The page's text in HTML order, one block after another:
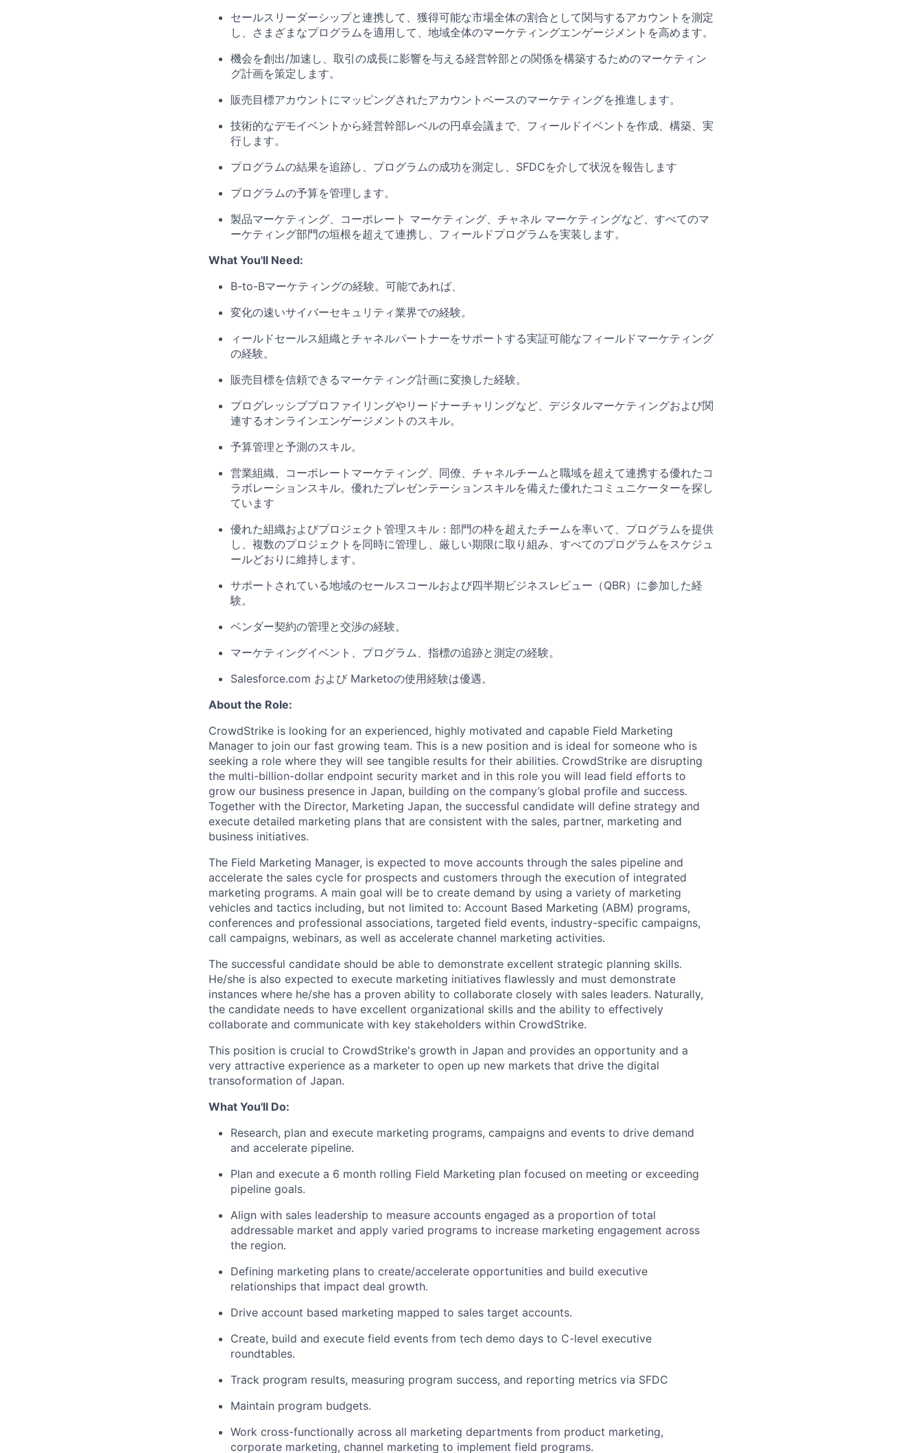
セールスリーダーシップと連携して、獲得可能な市場全体の割合として関与するアカウントを測定
し、さまざまなプログラムを適用して、地域全体のマーケティングエンゲージメントを高めます。
機会を創出/加速し、取引の成長に影響を与える経営幹部との関係を構築するためのマーケティン
グ計画を策定します。
販売目標アカウントにマッピングされたアカウントベースのマーケティングを推進します。
技術的なデモイベントから経営幹部レベルの円卓会議まで、フィールドイベントを作成、構築、実
行します。
プログラムの結果を追跡し、プログラムの成功を測定し、SFDCを介して状況を報告します
プログラムの予算を管理します。
製品マーケティング、コーポレート マーケティング、チャネル マーケティングなど、すべてのマ
ーケティング部門の垣根を超えて連携し、フィールドプログラムを実装します。
What You'll Need:
B-to-Bマーケティングの経験。可能であれば、
変化の速いサイバーセキュリティ業界での経験。
ィールドセールス組織とチャネルパートナーをサポートする実証可能なフィールドマーケティング
の経験。
販売目標を信頼できるマーケティング計画に変換した経験。
プログレッシブプロファイリングやリードナーチャリングなど、デジタルマーケティングおよび関
連するオンラインエンゲージメントのスキル。
予算管理と予測のスキル。
営業組織、コーポレートマーケティング、同僚、チャネルチームと職域を超えて連携する優れたコ
ラボレーションスキル。優れたプレゼンテーションスキルを備えた優れたコミュニケーターを探し
ています
優れた組織およびプロジェクト管理スキル：部門の枠を超えたチームを率いて、プログラムを提供
し、複数のプロジェクトを同時に管理し、厳しい期限に取り組み、すべてのプログラムをスケジュ
ールどおりに維持します。
サポートされている地域のセールスコールおよび四半期ビジネスレビュー（QBR）に参加した経
験。
ベンダー契約の管理と交渉の経験。
マーケティングイベント、プログラム、指標の追跡と測定の経験。
Salesforce.com および Marketoの使用経験は優遇。
About the Role:
CrowdStrike is looking for an experienced, highly motivated and capable Field Marketing
Manager to join our fast growing team. This is a new position and is ideal for someone who is
seeking a role where they will see tangible results for their abilities. CrowdStrike are disrupting
the multi-billion-dollar endpoint security market and in this role you will lead field efforts to
grow our business presence in Japan, building on the company’s global profile and success.
Together with the Director, Marketing Japan, the successful candidate will define strategy and
execute detailed marketing plans that are consistent with the sales, partner, marketing and
business initiatives.
The Field Marketing Manager, is expected to move accounts through the sales pipeline and
accelerate the sales cycle for prospects and customers through the execution of integrated
marketing programs. A main goal will be to create demand by using a variety of marketing
vehicles and tactics including, but not limited to: Account Based Marketing (ABM) programs,
conferences and professional associations, targeted field events, industry-specific campaigns,
call campaigns, webinars, as well as accelerate channel marketing activities.
The successful candidate should be able to demonstrate excellent strategic planning skills.
He/she is also expected to execute marketing initiatives flawlessly and must demonstrate
instances where he/she has a proven ability to collaborate closely with sales leaders. Naturally,
the candidate needs to have excellent organizational skills and the ability to effectively
collaborate and communicate with key stakeholders within CrowdStrike.
This position is crucial to CrowdStrike's growth in Japan and provides an opportunity and a
very attractive experience as a marketer to open up new markets that drive the digital
transoformation of Japan.
What You'll Do:
Research, plan and execute marketing programs, campaigns and events to drive demand
and accelerate pipeline.
Plan and execute a 6 month rolling Field Marketing plan focused on meeting or exceeding
pipeline goals.
Align with sales leadership to measure accounts engaged as a proportion of total
addressable market and apply varied programs to increase marketing engagement across
the region.
Defining marketing plans to create/accelerate opportunities and build executive
relationships that impact deal growth.
Drive account based marketing mapped to sales target accounts.
Create, build and execute field events from tech demo days to C-level executive
roundtables.
Track program results, measuring program success, and reporting metrics via SFDC
Maintain program budgets.
Work cross-functionally across all marketing departments from product marketing,
corporate marketing, channel marketing to implement field programs.